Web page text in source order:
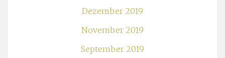
Dezember 2019
November 2019
September 2019